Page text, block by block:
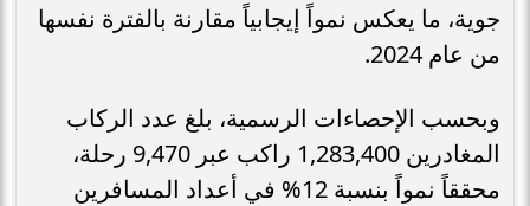
جوية، ما يعكس نمواً إيجابياً مقارنة بالفترة نفسها
من عام 2024.
وبحسب الإحصاءات الرسمية، بلغ عدد الركاب
المغادرين 1,283,400 راكب عبر 9,470 رحلة،
محققاً نمواً بنسبة 12% في أعداد المسافرين